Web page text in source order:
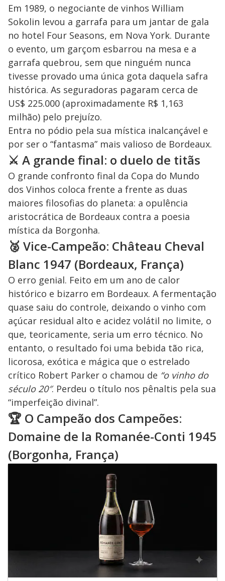
Em 1989, o negociante de vinhos William
Sokolin levou a garrafa para um jantar de gala
no hotel Four Seasons, em Nova York. Durante
o evento, um garçom esbarrou na mesa e a
garrafa quebrou, sem que ninguém nunca
tivesse provado uma única gota daquela safra
histórica. As seguradoras pagaram cerca de
US$ 225.000 (aproximadamente R$ 1,163
milhão) pelo prejuízo.
Entra no pódio pela sua mística inalcançável e
por ser o “fantasma” mais valioso de Bordeaux.
⚔️ A grande final: o duelo de titãs
O grande confronto final da Copa do Mundo
dos Vinhos coloca frente a frente as duas
maiores filosofias do planeta: a opulência
aristocrática de Bordeaux contra a poesia
mística da Borgonha.
🥈 Vice-Campeão: Château Cheval
Blanc 1947 (Bordeaux, França)
O erro genial. Feito em um ano de calor
histórico e bizarro em Bordeaux. A fermentação
quase saiu do controle, deixando o vinho com
açúcar residual alto e acidez volátil no limite, o
que, teoricamente, seria um erro técnico. No
entanto, o resultado foi uma bebida tão rica,
licorosa, exótica e mágica que o estrelado
crítico Robert Parker o chamou de “o vinho do
século 20″. Perdeu o título nos pênaltis pela sua
“imperfeição divinal”.
🏆 O Campeão dos Campeões:
Domaine de la Romanée-Conti 1945
(Borgonha, França)